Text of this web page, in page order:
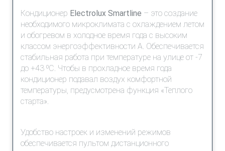
Кондиционер Electrolux Smartline – это создание
необходимого микроклимата с охлаждением летом
и обогревом в холодное время года с высоким
классом энергоэффективности А. Обеспечивается
стабильная работа при температуре на улице от -7
до +43 ⁰С. Чтобы в прохладное время года
кондиционер подавал воздух комфортной
температуры, предусмотрена функция «Теплого
старта».
Удобство настроек и изменений режимов
обеспечивается пультом дистанционного